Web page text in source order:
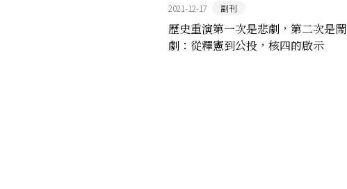
2021-12-17 副刊
歷史重演第一次是悲劇，第二次是鬧
劇：從釋憲到公投，核四的啟示